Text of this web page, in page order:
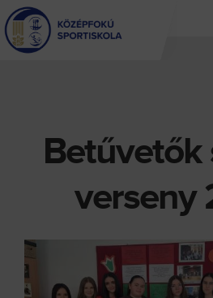
Jump
to
navigation
Betűvetők
verseny